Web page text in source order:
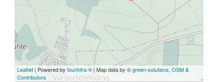
Leaflet | Powered by tourinfra ® | Map data by ©green-solutions, OSM &
Contributors